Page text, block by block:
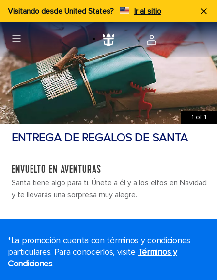
Visitando desde United States? Ir al sitio
1 of 1
ENTREGA DE REGALOS DE SANTA
ENVUELTO EN AVENTURAS
Santa tiene algo para ti. Únete a él y a los elfos en Navidad
y te llevarás una sorpresa muy alegre.
*La promoción cuenta con términos y condiciones
particulares. Para conocerlos, visite Términos y
Condiciones.